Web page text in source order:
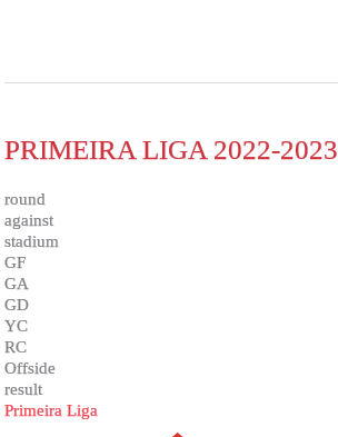
PRIMEIRA LIGA 2022-2023
round
against
stadium
GF
GA
GD
YC
RC
Offside
result
Primeira Liga